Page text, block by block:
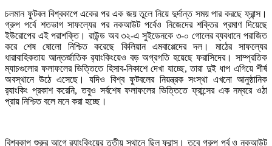
চলমান ফুটবল বিশ্বকাপে একের পর এক জয় তুলে নিয়ে দুর্দান্ত সময় পার করছে ফ্রান্স।
গ্রুপ পর্বে শতভাগ সাফল্যের পর নকআউট পর্বেও নিজেদের শক্তির প্রমাণ দিয়েছে
ইউরোপের এই পরাশক্তি। রাউন্ড অব ৩২-এ সুইডেনকে ৩-০ গোলের ব্যবধানে পরাজিত
করে শেষ ষোলো নিশ্চিত করেছে কিলিয়ান এমবাপ্পেদের দল। মাঠের সাফল্যের
ধারাবাহিকতায় আন্তর্জাতিক র‌্যাংকিংয়েও বড় অগ্রগতি হয়েছে ফরাসিদের। সাম্প্রতিক
ম্যাচগুলোর ফলাফলের ভিত্তিতে হিসাব-নিকাশে দেখা যাচ্ছে, তারা দুই ধাপ এগিয়ে শীর্ষ
অবস্থানে উঠে এসেছে। যদিও বিশ্ব ফুটবলের নিয়ন্ত্রক সংস্থা এখনো আনুষ্ঠানিক
র‌্যাংকিং প্রকাশ করেনি, তবুও সর্বশেষ ফলাফলের ভিত্তিতে ফ্রান্সের এক নম্বরে ওঠা
প্রায় নিশ্চিত বলে মনে করা হচ্ছে।
বিশ্বকাপ শুরুর আগে র‌্যাংকিংয়ের তৃতীয় স্থানে ছিল ফ্রান্স। তবে গ্রুপ পর্ব ও নকআউট